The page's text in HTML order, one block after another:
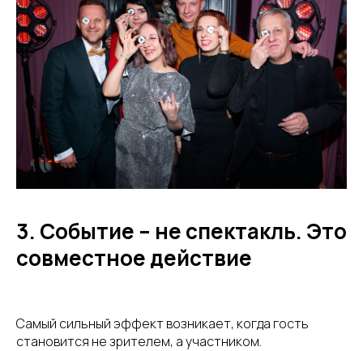
3. Событие – не спектакль. Это
совместное действие
Самый сильный эффект возникает, когда гость
становится не зрителем, а участником.